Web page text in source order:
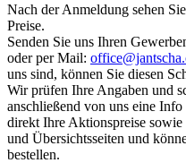
Nach der Anmeldung sehen
Preise.
Senden Sie uns Ihren
oder per Mail:
uns sind, können Sie diesen
Wir prüfen Ihre Angaben und
anschließend von uns eine
direkt Ihre Aktionspreise
und Übersichtsseiten und
bestellen.